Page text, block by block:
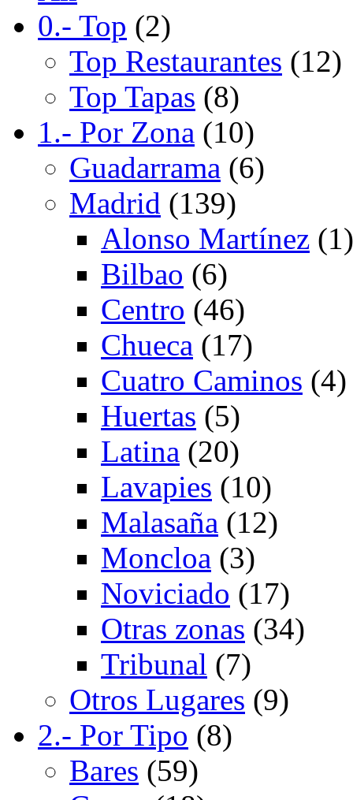
0.- Top (2)
Top Restaurantes (12)
Top Tapas (8)
1.- Por Zona (10)
Guadarrama (6)
Madrid (139)
Alonso Martínez (1)
Bilbao (6)
Centro (46)
Chueca (17)
Cuatro Caminos (4)
Huertas (5)
Latina (20)
Lavapies (10)
Malasaña (12)
Moncloa (3)
Noviciado (17)
Otras zonas (34)
Tribunal (7)
Otros Lugares (9)
2.- Por Tipo (8)
Bares (59)